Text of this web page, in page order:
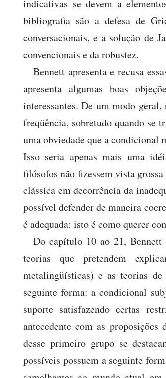
indicativas se devem a
bibliografia são a defesa de
conversacionais, e a solução de
convencionais e da robustez.
Bennett apresenta e recusa
apresenta algumas boas
interessantes. De um modo
freqüência, sobretudo quando se
uma obviedade que a condicional
Isso seria apenas mais uma
filósofos não fizessem vista
clássica em decorrência da
possível defender de maneira
é adequada: isto é como querer
Do capítulo 10 ao 21, Bennett
teorias que pretendem
metalingüísticas) e as teorias
seguinte forma: a condicional
suporte satisfazendo certas
antecedente com as
desse primeiro grupo se
possíveis possuem a seguinte